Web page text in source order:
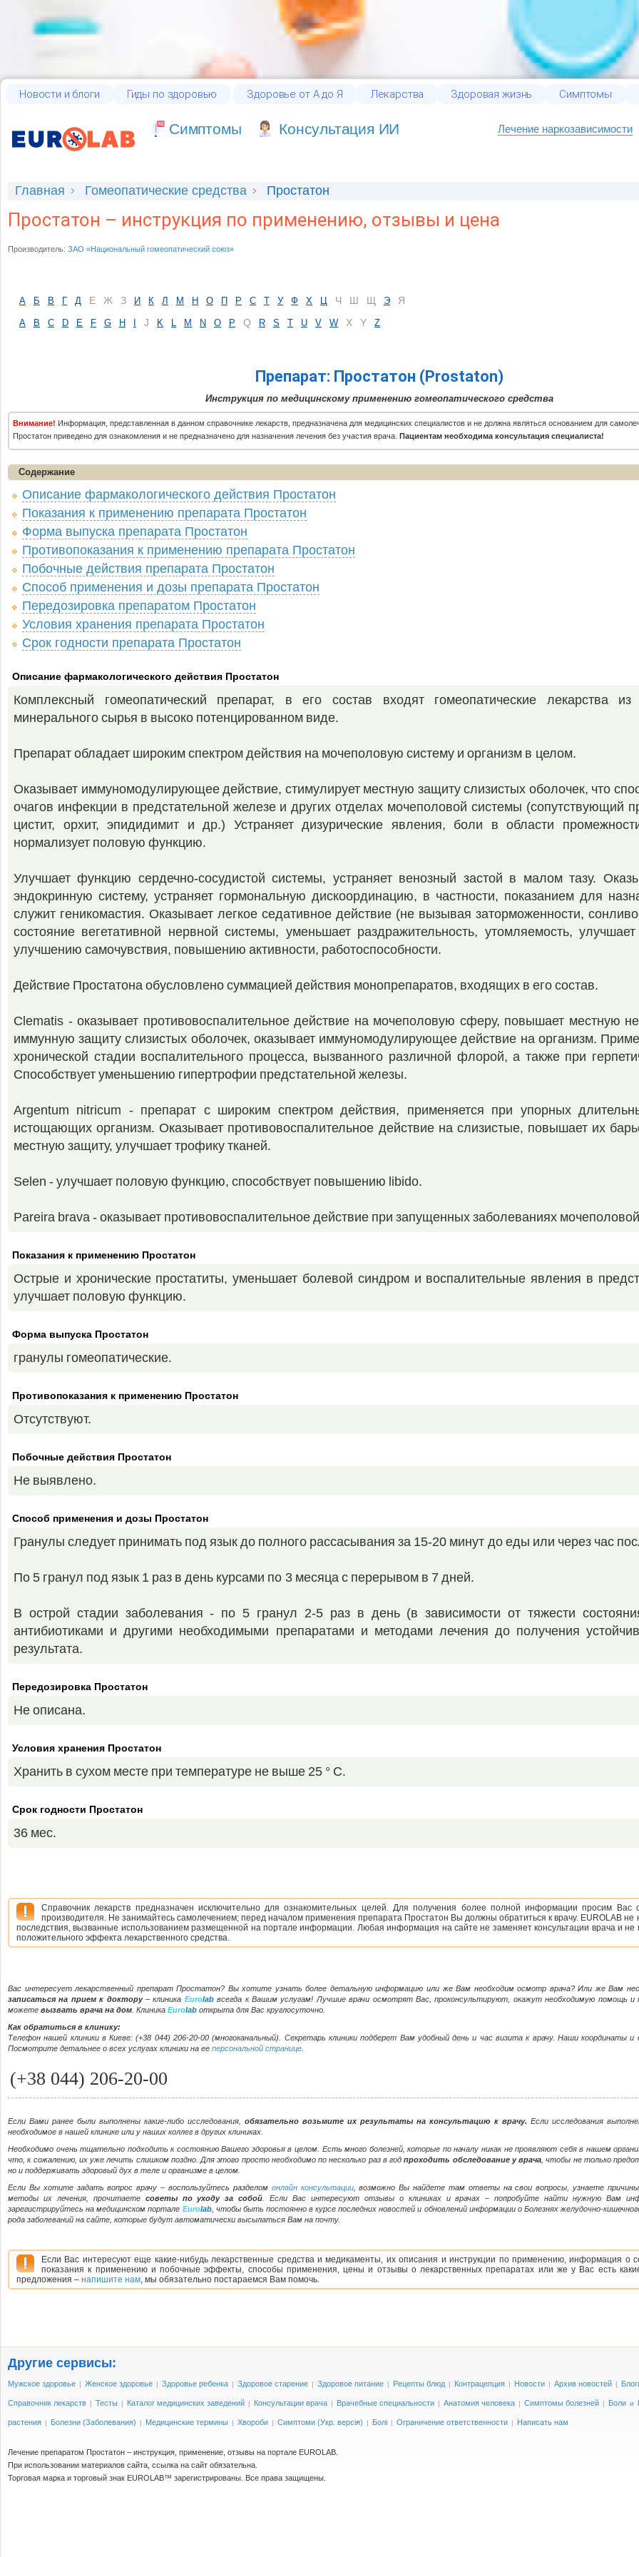
Новости и блоги Гиды по здоровью Здоровье от А до Я Лекарства Здоровая жизнь Симптомы
Cимптомы Консультация ИИ Лечение наркозависимости
Главная Гомеопатические средства Простатон
Простатон – инструкция по применению, отзывы и цена
Производитель: ЗАО «Национальный гомеопатический союз»
А Б В Г Д Е Ж З И К Л М Н О П Р С Т У Ф Х Ц Ч Ш Щ Э Я
A B C D E F G H J K L M N O P Q R S T U V W X Y Z
Препарат: Простатон (Prostaton)
Инструкция по медицинскому применению гомеопатического средства
Внимание! Информация, представленная в данном справочнике лекарств, предназначена для медицинских специалистов и не должна являться основанием для
Простатон приведено для ознакомления и не предназначено для назначения лечения без участия врача. Пациентам необходима консультация специалиста!
Содержание
Описание фармакологического действия Простатон
Показания к применению препарата Простатон
Форма выпуска препарата Простатон
Противопоказания к применению препарата Простатон
Побочные действия препарата Простатон
Способ применения и дозы препарата Простатон
Передозировка препаратом Простатон
Условия хранения препарата Простатон
Срок годности препарата Простатон
Описание фармакологического действия Простатон
Комплексный гомеопатический препарат, в его состав входят гомеопатические лекарства из
минерального сырья в высоко потенцированном виде.
Препарат обладает широким спектром действия на мочеполовую систему и организм в целом.
Оказывает иммуномодулирующее действие, стимулирует местную защиту слизистых оболочек, что
очагов инфекции в предстательной железе и других отделах мочеполовой системы (сопутствующий
цистит, орхит, эпидидимит и др.) Устраняет дизурические явления, боли в области
нормализует половую функцию.
Улучшает функцию сердечно-сосудистой системы, устраняет венозный застой в малом тазу.
эндокринную систему, устраняет гормональную дискоординацию, в частности, показанием для
служит геникомастия. Оказывает легкое седативное действие (не вызывая заторможенности,
состояние вегетативной нервной системы, уменьшает раздражительность, утомляемость,
улучшению самочувствия, повышению активности, работоспособности.
Действие Простатона обусловлено суммацией действия монопрепаратов, входящих в его состав.
Clematis - оказывает противовоспалительное действие на мочеполовую сферу, повышает местную
иммунную защиту слизистых оболочек, оказывает иммуномодулирующее действие на организм.
хронической стадии воспалительного процесса, вызванного различной флорой, а также при
Способствует уменьшению гипертрофии предстательной железы.
Argentum nitricum - препарат с широким спектром действия, применяется при упорных
истощающих организм. Оказывает противовоспалительное действие на слизистые, повышает их
местную защиту, улучшает трофику тканей.
Selen - улучшает половую функцию, способствует повышению libido.
Pareira brava - оказывает противовоспалительное действие при запущенных заболеваниях
Показания к применению Простатон
Острые и хронические простатиты, уменьшает болевой синдром и воспалительные явления в
улучшает половую функцию.
Форма выпуска Простатон
гранулы гомеопатические.
Противопоказания к применению Простатон
Отсутствуют.
Побочные действия Простатон
Не выявлено.
Способ применения и дозы Простатон
Гранулы следует принимать под язык до полного рассасывания за 15-20 минут до еды или через час
По 5 гранул под язык 1 раз в день курсами по 3 месяца с перерывом в 7 дней.
В острой стадии заболевания - по 5 гранул 2-5 раз в день (в зависимости от тяжести
антибиотиками и другими необходимыми препаратами и методами лечения до получения
результата.
Передозировка Простатон
Не описана.
Условия хранения Простатон
Хранить в сухом месте при температуре не выше 25 ° С.
Срок годности Простатон
36 мес.
Справочник лекарств предназначен исключительно для ознакомительных целей. Для получения более полной информации просим Вас
производителя. Не занимайтесь самолечением; перед началом применения препарата Простатон Вы должны обратиться к врачу. EUROLAB не
последствия, вызванные использованием размещенной на портале информации. Любая информация на сайте не заменяет консультации врача и не
положительного эффекта лекарственного средства.
Вас интересует лекарственный препарат Простатон? Вы хотите узнать более детальную информацию или же Вам необходим осмотр врача? Или же Вам
записаться на прием к доктору– клиника Eurolabвсегда к Вашим услугам! Лучшие врачи осмотрят Вас, проконсультируют, окажут необходимую помощь и
можете вызвать врача на дом . Клиника Eurolab открыта для Вас круглосуточно.
Как обратиться в клинику:
Телефон нашей клиники в Киеве:(+38 044) 206-20-00 (многоканальный). Секретарь клиники подберет Вам удобный день и час визита к врачу. Наши координаты и
Посмотрите детальнее о всех услугах клиники на ее персональной странице
(+38 044) 206-20-00
Если Вами ранее были выполнены какие-либо исследования,обязательно возьмите их результаты на консультацию к врачу. Если исследования
необходимое в нашей клинике или у наших коллег в других клиниках.
Необходимо очень тщательно подходить к состоянию Вашего здоровья в целом. Есть много болезней, которые по началу никак не проявляют себя в нашем
что, к сожалению, их уже лечить слишком поздно. Для этого просто необходимо по несколько раз в годпроходить обследование у врача , чтобы не только
но и поддерживать здоровый дух в теле и организме в целом.
Если Вы хотите задать вопрос врачу – воспользуйтесь разделом онлайн консультации, возможно Вы найдете там ответы на свои вопросы, узнаете причины
методы их лечения, прочитаете советы по уходу за собой . Если Вас интересуют отзывы о клиниках и врачах – попробуйте найти нужную Вам
зарегистрируйтесь на медицинском портале Eurolab, чтобы быть постоянно в курсе последних новостей и обновлений информации о Болезнях желудочно-
рода заболеваний на сайте, которые будут автоматически высылаться Вам на почту.
Если Вас интересуют еще какие-нибудь лекарственные средства и медикаменты, их описания и инструкции по применению, информация о
показания к применению и побочные эффекты, способы применения, цены и отзывы о лекарственных препаратах или же у Вас есть
предложения – напишите нам, мы обязательно постараемся Вам помочь.
Другие сервисы:
Мужское здоровье | Женское здоровье | Здоровье ребенка | Здоровое старение | Здоровое питание | Рецепты блюд | Контрацепция | Новости | Архив новостей |
Справочник лекарств | Тесты | Каталог медицинских заведений | Консультации врача | Врачебные специальности | Анатомия человека | Симптомы болезней | Боли и
растения | Болезни (Заболевания) | Медицинские термины | Хвороби | Симптоми (Укр. версія) | Болі | Ограничение ответственности | Написать нам
Лечение препаратом Простатон – инструкция, применение, отзывы на портале EUROLAB.
При использовании материалов сайта, ссылка на сайт обязательна.
Торговая марка и торговый знак EUROLAB™ зарегистрированы. Все права защищены.